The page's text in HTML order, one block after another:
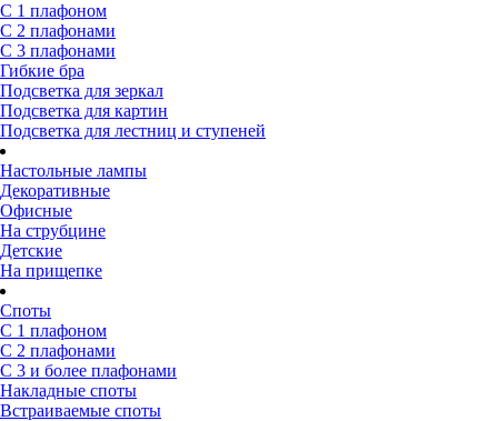
С 1 плафоном
С 2 плафонами
С 3 плафонами
Гибкие бра
Подсветка для зеркал
Подсветка для картин
Подсветка для лестниц и ступеней
Настольные лампы
Декоративные
Офисные
На струбцине
Детские
На прищепке
Споты
С 1 плафоном
С 2 плафонами
С 3 и более плафонами
Накладные споты
Встраиваемые споты